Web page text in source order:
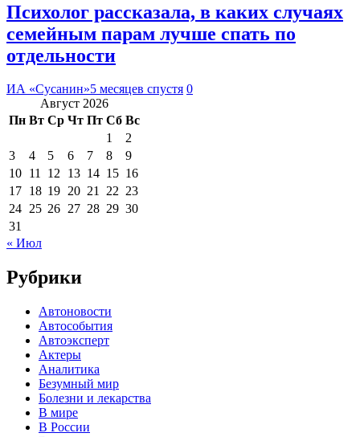
Психолог рассказала, в каких случаях
семейным парам лучше спать по
отдельности
ИА «Сусанин»5 месяцев спустя 0
Август 2026
Пн Вт Ср Чт Пт Сб Вс
1
2
3
4 5 6 7 8
9
10 11 12 13 14 15 16
17 18 19 20 21 22 23
24 25 26 27 28 29 30
31
« Июл
Рубрики
Автоновости
Автособытия
Автоэксперт
Актеры
Аналитика
Безумный мир
Болезни и лекарства
В мире
В России